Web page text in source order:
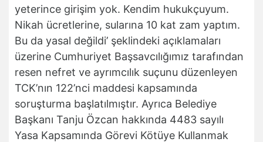
yeterince girişim yok. Kendim hukukçuyum.
Nikah ücretlerine, sularına 10 kat zam yaptım.
Bu da yasal değildi’ şeklindeki açıklamaları
üzerine Cumhuriyet Başsavcılığımız tarafından
resen nefret ve ayrımcılık suçunu düzenleyen
TCK’nın 122’nci maddesi kapsamında
soruşturma başlatılmıştır. Ayrıca Belediye
Başkanı Tanju Özcan hakkında 4483 sayılı
Yasa Kapsamında Görevi Kötüye Kullanmak